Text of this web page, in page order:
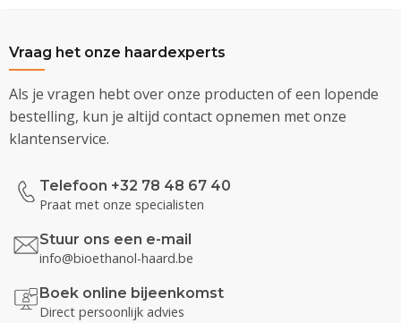
Vraag het onze haardexperts
Als je vragen hebt over onze producten of een lopende
bestelling, kun je altijd contact opnemen met onze
klantenservice.
Telefoon +32 78 48 67 40
Praat met onze specialisten
Stuur ons een e-mail
info@bioethanol-haard.be
Boek online bijeenkomst
Direct persoonlijk advies